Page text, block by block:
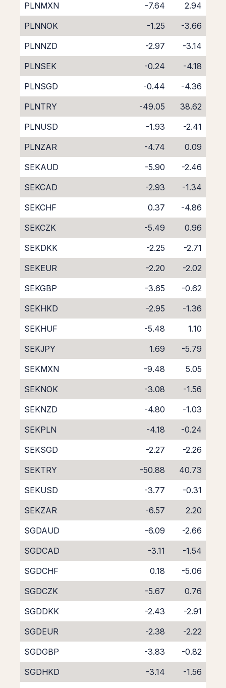
PLNMXN
-7.64
2.94
PLNNOK
-1.25
-3.66
PLNNZD
-2.97
-3.14
PLNSEK
-0.24
-4.18
PLNSGD
-0.44
-4.36
PLNTRY
-49.05
38.62
PLNUSD
-1.93
-2.41
PLNZAR
-4.74
0.09
SEKAUD
-5.90
-2.46
SEKCAD
-2.93
-1.34
SEKCHF
0.37
-4.86
SEKCZK
-5.49
0.96
SEKDKK
-2.25
-2.71
SEKEUR
-2.20
-2.02
SEKGBP
-3.65
-0.62
SEKHKD
-2.95
-1.36
SEKHUF
-5.48
1.10
SEKJPY
1.69
-5.79
SEKMXN
-9.48
5.05
SEKNOK
-3.08
-1.56
SEKNZD
-4.80
-1.03
SEKPLN
-4.18
-0.24
SEKSGD
-2.27
-2.26
SEKTRY
-50.88
40.73
SEKUSD
-3.77
-0.31
SEKZAR
-6.57
2.20
SGDAUD
-6.09
-2.66
SGDCAD
-3.11
-1.54
SGDCHF
0.18
-5.06
SGDCZK
-5.67
0.76
SGDDKK
-2.43
-2.91
SGDEUR
-2.38
-2.22
SGDGBP
-3.83
-0.82
SGDHKD
-3.14
-1.56